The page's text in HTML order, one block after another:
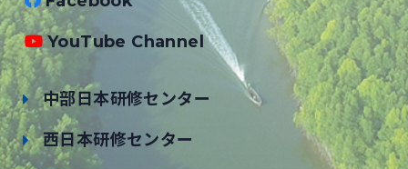
YouTube Channel
中部日本研修センター
西日本研修センター